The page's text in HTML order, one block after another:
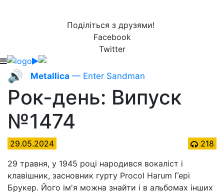
Поділіться з друзями!
Facebook
Twitter
🔊 Metallica — Enter Sandman
Рок-день: Випуск
№1474
29.05.2024
218
29 травня, у 1945 році народився вокаліст і
клавішник, засновник гурту Procol Harum Гері
Брукер. Його ім'я можна знайти і в альбомах інших